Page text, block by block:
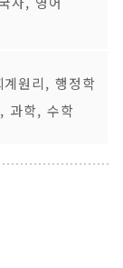
원리, 행정학
과학, 수학